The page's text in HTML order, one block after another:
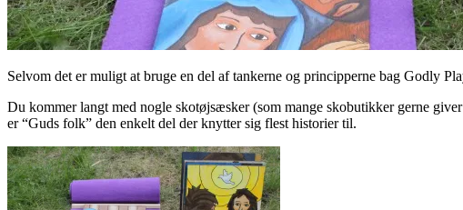
Selvom det er muligt at bruge en del af tankerne og principperne bag Godly
Du kommer langt med nogle skotøjsæsker (som mange skobutikker gerne
er “Guds folk” den enkelt del der knytter sig flest historier til.